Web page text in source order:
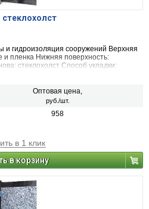
и гидроизоляция сооружений Верхняя
и пленка Нижняя поверхность:
стеклохолст Способ укладки:
Оптовая цена,
руб./шт.
958
в 1 клик
в корзину